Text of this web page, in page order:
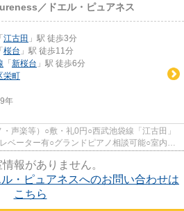
／ドエル・ピュアネス
「 江古田 」駅 徒歩3分
「 桜台 」駅 徒歩11分
「 新桜台 」駅 徒歩6分
栄町
年
声楽等）○敷・礼0円○西武池袋線「江古田」
ーター有○グランドピアノ相談可能○室内洗
報がありません。
・ピュアネスへのお問い合わせは
こちら